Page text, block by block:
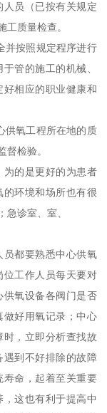
员（已按有关规定
质量检查。
并按照规定程序进行
管的施工的机械、
相应的职业健康和
供氧工程所在地的质
督检验。
为的是更好的为患者
环境和场所也有很
急诊室、室、
员都要熟悉中心供氧
位工作人员每天要对
供氧设备各阀门是否
做好用氧记录；中心
，立即分析查找故
遇到不好排除的故障
寿命，起着至关重要
这也有利于提高中